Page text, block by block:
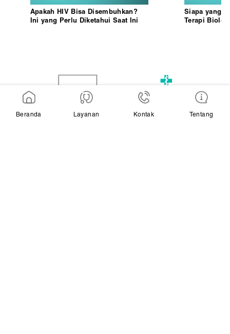
Apakah HIV Bisa Disembuhkan?
Ini yang Perlu Diketahui Saat Ini
Siapa yang
Terapi
Beranda Layanan Kontak Tentang